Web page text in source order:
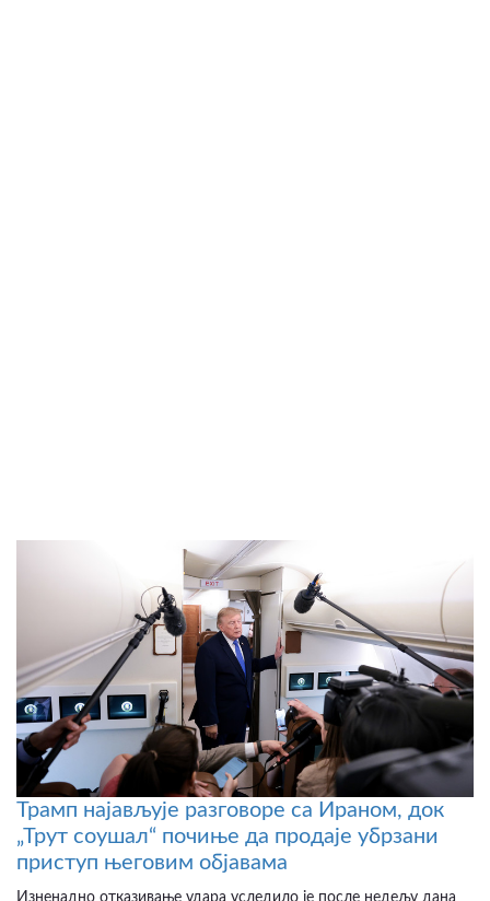
Трамп најављује разговоре са Ираном, док
„Трут соушал“ почиње да продаје убрзани
приступ његовим објавама
Изненадно отказивање удара уследило је после недељу дана